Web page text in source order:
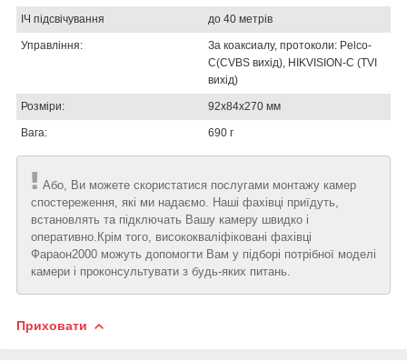
ІЧ підсвічування до 40 метрів
Управління:
За коаксиалу, протоколи: Pelco-
C(CVBS вихід), HIKVISION-C (TVI
вихід)
Розміри: 92x84x270 мм
Вага: 690 г
Або, Ви можете скористатися послугами монтажу камер
спостереження, які ми надаємо. Наші фахівці приїдуть,
встановлять та підключать Вашу камеру швидко і
оперативно.Крім того, висококваліфіковані фахівці
Фараон2000 можуть допомогти Вам у підборі потрібної моделі
камери і проконсультувати з будь-яких питань.
Приховати